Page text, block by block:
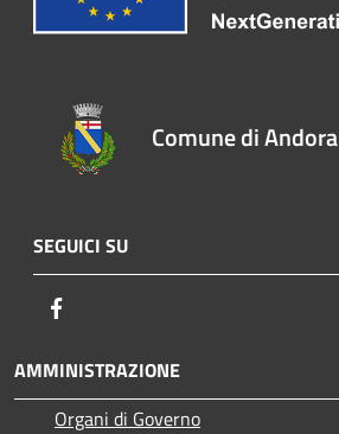
Comune di Andora
SEGUICI SU
AMMINISTRAZIONE
Organi di Governo